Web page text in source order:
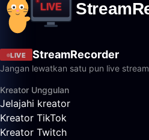
LIVE StreamRecorder
Jangan lewatkan satu pun live stream
Kreator Unggulan
Jelajahi kreator
Kreator TikTok
Kreator Twitch